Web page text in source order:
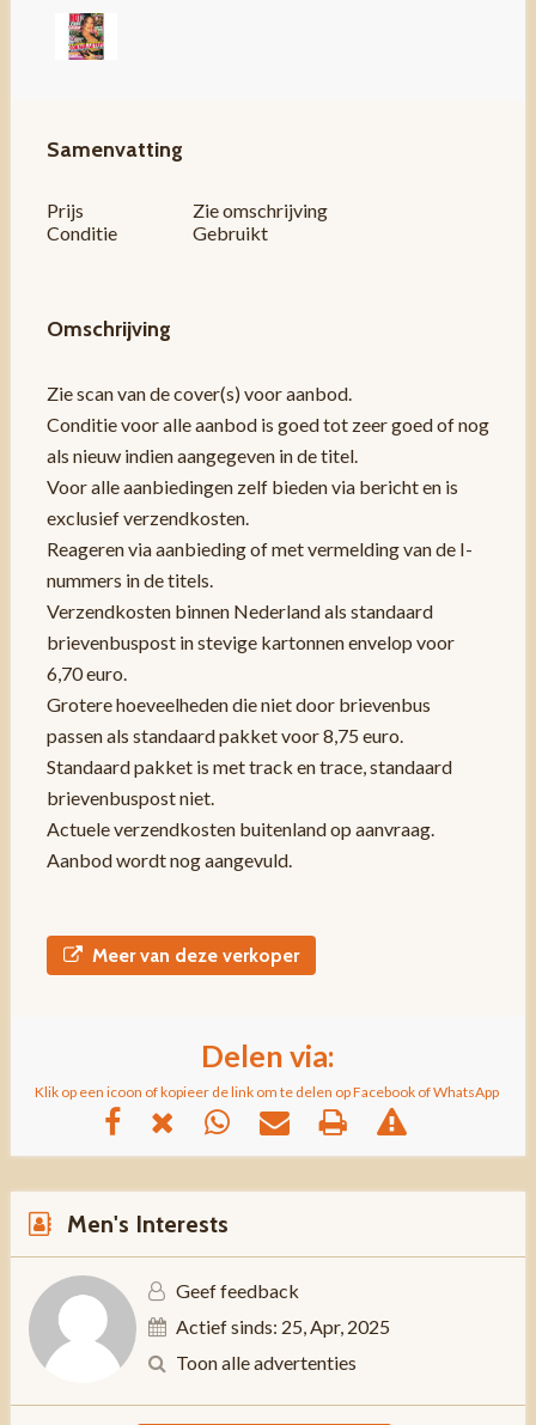
Samenvatting
Prijs
Zie omschrijving
Conditie
Gebruikt
Omschrijving
Zie scan van de cover(s) voor aanbod.
Conditie voor alle aanbod is goed tot zeer goed of nog
als nieuw indien aangegeven in de titel.
Voor alle aanbiedingen zelf bieden via bericht en is
exclusief verzendkosten.
Reageren via aanbieding of met vermelding van de I-
nummers in de titels.
Verzendkosten binnen Nederland als standaard
brievenbuspost in stevige kartonnen envelop voor
6,70 euro.
Grotere hoeveelheden die niet door brievenbus
passen als standaard pakket voor 8,75 euro.
Standaard pakket is met track en trace, standaard
brievenbuspost niet.
Actuele verzendkosten buitenland op aanvraag.
Aanbod wordt nog aangevuld.
Meer van deze verkoper
Delen via:
Klik op een icoon of kopieer de link om te delen op Facebook of WhatsApp
Men's Interests
Geef feedback
Actief sinds: 25, Apr, 2025
Toon alle advertenties